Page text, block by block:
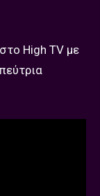
High TV με